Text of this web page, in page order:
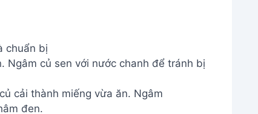
chuẩn bị
Ngâm củ sen với nước chanh để tránh bị